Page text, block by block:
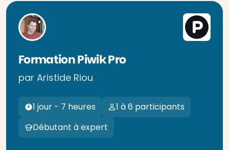
Formation Piwik Pro
par Aristide Riou
1 jour - 7 heures
1 à 6 participants
Débutant à expert